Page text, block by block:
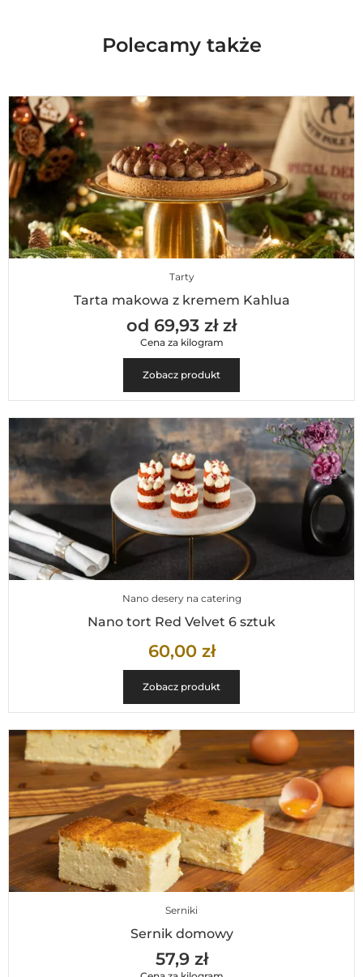
Polecamy także
Tarty
Tarta makowa z kremem Kahlua
od 69,93 zł zł
Cena za kilogram
Zobacz produkt
Nano desery na catering
Nano tort Red Velvet 6 sztuk
60,00 zł
Zobacz produkt
Serniki
Sernik domowy
57,9 zł